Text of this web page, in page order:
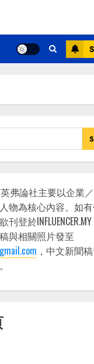
英弗論社主要以企業
物為核心內容。如
登於
與相關照片發至
，中文新聞